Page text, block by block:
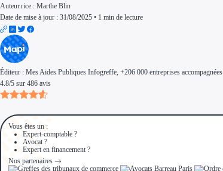
Auteur.rice : Marthe Blin
Date de mise à jour : 31/08/2025 • 1 min de lecture
Éditeur : Mes Aides Publiques Infogreffe, +206 000 entreprises accompagnées
4.8/5 sur 486 avis
Vous êtes un :
Expert-comptable ?
Avocat ?
Expert en financement ?
Nos partenaires